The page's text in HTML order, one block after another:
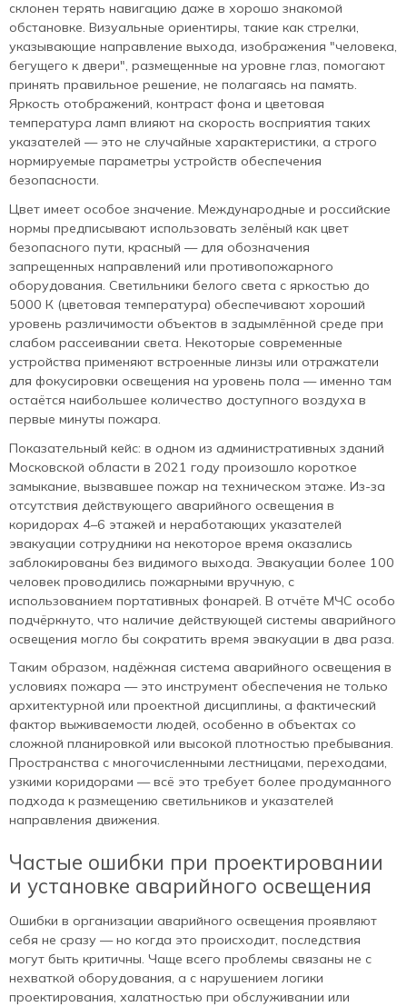
склонен терять навигацию даже в хорошо знакомой
обстановке. Визуальные ориентиры, такие как стрелки,
указывающие направление выхода, изображения "человека,
бегущего к двери", размещенные на уровне глаз, помогают
принять правильное решение, не полагаясь на память.
Яркость отображений, контраст фона и цветовая
температура ламп влияют на скорость восприятия таких
указателей — это не случайные характеристики, а строго
нормируемые параметры устройств обеспечения
безопасности.
Цвет имеет особое значение. Международные и российские
нормы предписывают использовать зелёный как цвет
безопасного пути, красный — для обозначения
запрещенных направлений или противопожарного
оборудования. Светильники белого света с яркостью до
5000 К (цветовая температура) обеспечивают хороший
уровень различимости объектов в задымлённой среде при
слабом рассеивании света. Некоторые современные
устройства применяют встроенные линзы или отражатели
для фокусировки освещения на уровень пола — именно там
остаётся наибольшее количество доступного воздуха в
первые минуты пожара.
Показательный кейс: в одном из административных зданий
Московской области в 2021 году произошло короткое
замыкание, вызвавшее пожар на техническом этаже. Из-за
отсутствия действующего аварийного освещения в
коридорах 4–6 этажей и неработающих указателей
эвакуации сотрудники на некоторое время оказались
заблокированы без видимого выхода. Эвакуации более 100
человек проводились пожарными вручную, с
использованием портативных фонарей. В отчёте МЧС особо
подчёркнуто, что наличие действующей системы аварийного
освещения могло бы сократить время эвакуации в два раза.
Таким образом, надёжная система аварийного освещения в
условиях пожара — это инструмент обеспечения не только
архитектурной или проектной дисциплины, а фактический
фактор выживаемости людей, особенно в объектах со
сложной планировкой или высокой плотностью пребывания.
Пространства с многочисленными лестницами, переходами,
узкими коридорами — всё это требует более продуманного
подхода к размещению светильников и указателей
направления движения.
Частые ошибки при проектировании
и установке аварийного освещения
Ошибки в организации аварийного освещения проявляют
себя не сразу — но когда это происходит, последствия
могут быть критичны. Чаще всего проблемы связаны не с
нехваткой оборудования, а с нарушением логики
проектирования, халатностью при обслуживании или